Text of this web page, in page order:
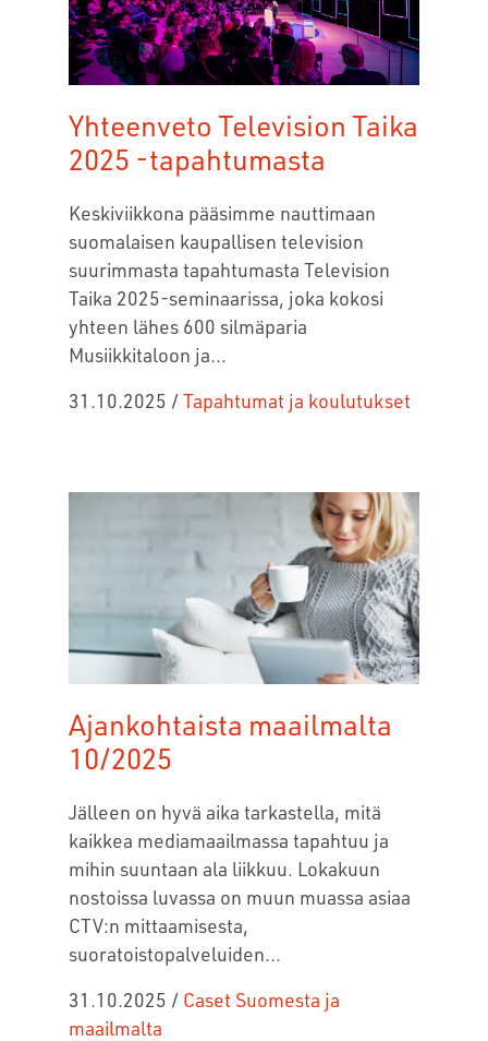
Yhteenveto Television Taika
2025 -tapahtumasta
Keskiviikkona pääsimme nauttimaan
suomalaisen kaupallisen television
suurimmasta tapahtumasta Television
Taika 2025-seminaarissa, joka kokosi
yhteen lähes 600 silmäparia
Musiikkitaloon ja...
31.10.2025 /Tapahtumat ja koulutukset
Ajankohtaista maailmalta
10/2025
Jälleen on hyvä aika tarkastella, mitä
kaikkea mediamaailmassa tapahtuu ja
mihin suuntaan ala liikkuu. Lokakuun
nostoissa luvassa on muun muassa asiaa
CTV:n mittaamisesta,
suoratoistopalveluiden...
31.10.2025 / Caset Suomesta ja
maailmalta